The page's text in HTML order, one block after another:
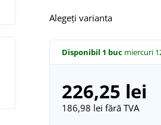
Alegeți varianta
Disponibil 1 buc miercuri
226,25 lei
186,98 lei fără TVA